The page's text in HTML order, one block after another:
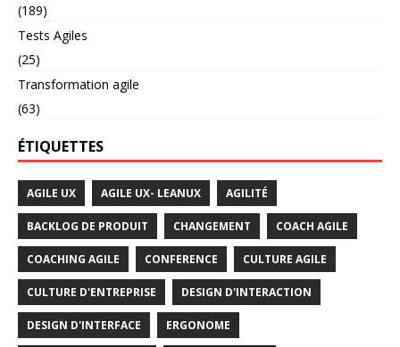
(189)
Tests Agiles
(25)
Transformation agile
(63)
ÉTIQUETTES
AGILE UX AGILE UX- LEANUX AGILITÉ
BACKLOG DE PRODUIT CHANGEMENT COACH AGILE
COACHING AGILE CONFERENCE CULTURE AGILE
CULTURE D'ENTREPRISE DESIGN D'INTERACTION
DESIGN D'INTERFACE ERGONOME